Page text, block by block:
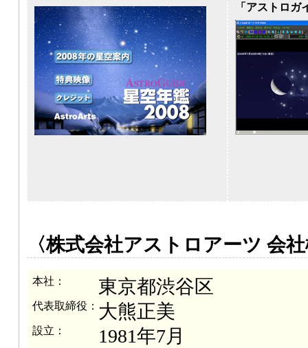
「アストロガ
〈株式会社アストロアーツ 会
本社： 東京都渋谷区
代表取締役： 大熊正美
設立： 1981年7月